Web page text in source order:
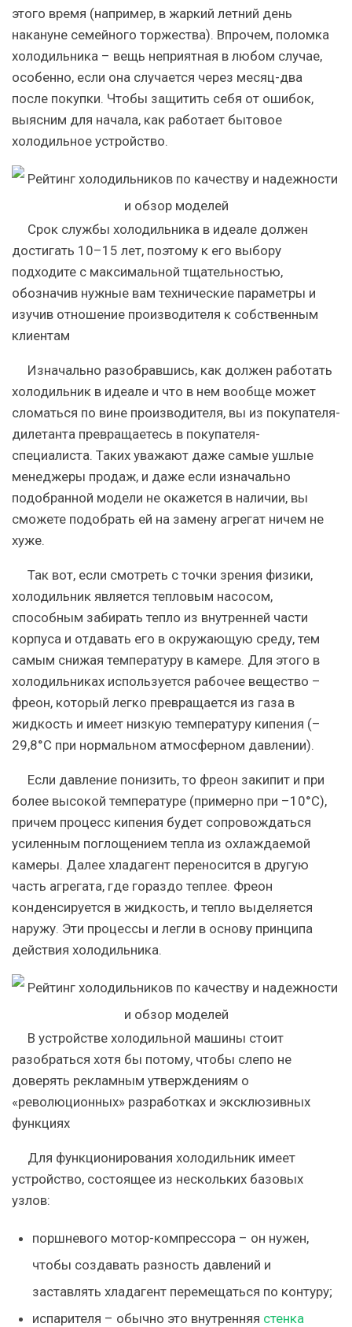
этого время (например, в жаркий летний день
накануне семейного торжества). Впрочем, поломка
холодильника – вещь неприятная в любом случае,
особенно, если она случается через месяц-два
после покупки. Чтобы защитить себя от ошибок,
выясним для начала, как работает бытовое
холодильное устройство.
Срок службы холодильника в идеале должен
достигать 10–15 лет, поэтому к его выбору
подходите с максимальной тщательностью,
обозначив нужные вам технические параметры и
изучив отношение производителя к собственным
клиентам
Изначально разобравшись, как должен работать
холодильник в идеале и что в нем вообще может
сломаться по вине производителя, вы из покупателя-
дилетанта превращаетесь в покупателя-
специалиста. Таких уважают даже самые ушлые
менеджеры продаж, и даже если изначально
подобранной модели не окажется в наличии, вы
сможете подобрать ей на замену агрегат ничем не
хуже.
Так вот, если смотреть с точки зрения физики,
холодильник является тепловым насосом,
способным забирать тепло из внутренней части
корпуса и отдавать его в окружающую среду, тем
самым снижая температуру в камере. Для этого в
холодильниках используется рабочее вещество –
фреон, который легко превращается из газа в
жидкость и имеет низкую температуру кипения (–
29,8°C при нормальном атмосферном давлении).
Если давление понизить, то фреон закипит и при
более высокой температуре (примерно при –10°C),
причем процесс кипения будет сопровождаться
усиленным поглощением тепла из охлаждаемой
камеры. Далее хладагент переносится в другую
часть агрегата, где гораздо теплее. Фреон
конденсируется в жидкость, и тепло выделяется
наружу. Эти процессы и легли в основу принципа
действия холодильника.
В устройстве холодильной машины стоит
разобраться хотя бы потому, чтобы слепо не
доверять рекламным утверждениям о
«революционных» разработках и эксклюзивных
функциях
Для функционирования холодильник имеет
устройство, состоящее из нескольких базовых
узлов:
поршневого мотор-компрессора – он нужен,
чтобы создавать разность давлений и
заставлять хладагент перемещаться по контуру;
испарителя – обычно это внутренняя стенка